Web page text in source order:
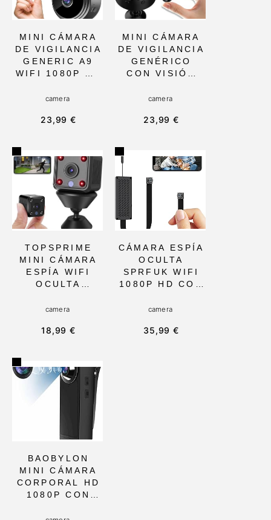
MINI CÁMARA
DE VIGILANCIA
GENERIC A9
WIFI 1080P HD
DETECCIÓN DE
VISIÓN
10MM, IDEAL
PARA
INTERIOR Y
EXTERIOR,
MONITOREA TU
HOGAR DESDE
EL MÓVIL
camera
23,99 €
MINI CÁMARA
DE VIGILANCIA
GENÉRICO
CON VISIÓN
1080P Y
N REMOTA
MONTAJE EN
PARED, IDEAL
PARA
SEGURIDAD
INFANTIL
INTERIOR
camera
23,99 €
TOPSPRIME
MINI CÁMARA
ESPÍA WIFI
OCULTA
CON VISIÓN
DETECCIÓN DE
COMPACTA Y
BATERÍA
RECARGABLE,
EXTERIOR
camera
18,99 €
CÁMARA ESPÍA
OCULTA
SPRFUK WIFI
1080P HD CON
MOVIMIENTO Y
BUCLE,
camera
35,99 €
BAOBYLON
MINI CÁMARA
CORPORAL HD
1080P CON